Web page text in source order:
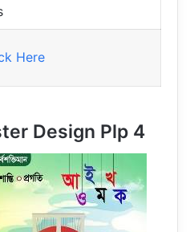
Here
Design Plp 4